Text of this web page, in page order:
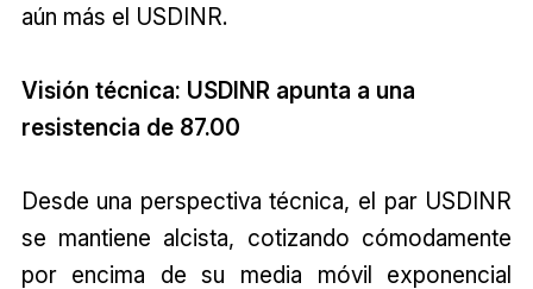
aún más el USDINR.
Visión técnica: USDINR apunta a una
resistencia de ₹87.00
Desde una perspectiva técnica, el par USDINR
se mantiene alcista, cotizando cómodamente
por encima de su media móvil exponencial